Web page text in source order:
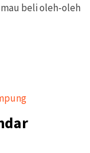
beli oleh-oleh